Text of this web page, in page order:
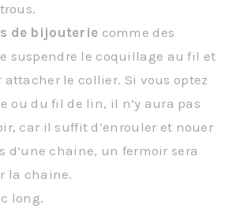
de bijouterie comme des
suspendre le coquillage au fil et
le collier. Si vous optez
ou du fil de lin, il n’y aura pas
car il suffit d’enrouler et nouer
d’une chaine, un fermoir sera
la chaine.
long.